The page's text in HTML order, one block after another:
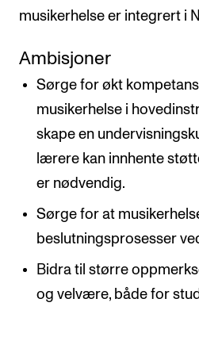
musikerhelse er integrert i
Ambisjoner
Sørge for økt
musikerhelse i
skape en
lærere kan innhente
er nødvendig.
Sørge for at
beslutningsprosesser
Bidra til større
og velvære, både for